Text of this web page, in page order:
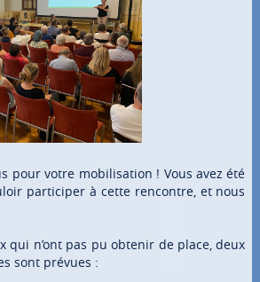
pour votre mobilisation ! Vous avez été
participer à cette rencontre, et nous
qui n’ont pas pu obtenir de place, deux
sont prévues :